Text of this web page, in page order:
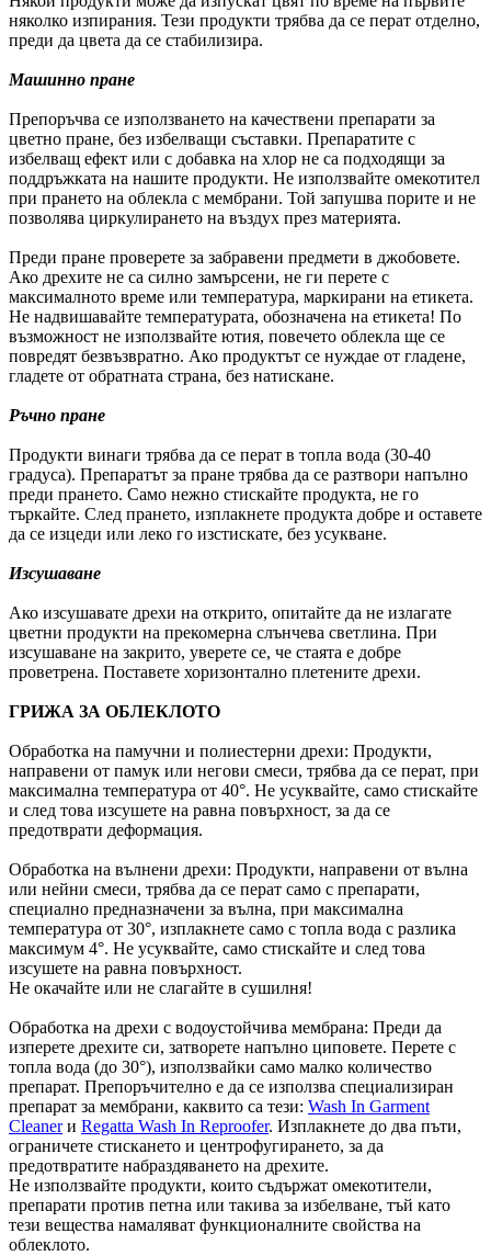
няколко изпирания. Тези продукти трябва да се перат отделно,
преди да цвета да се стабилизира.
Машинно пране
Препоръчва се използването на качествени препарати за
цветно пране, без избелващи съставки. Препаратите с
избелващ ефект или с добавка на хлор не са подходящи за
поддръжката на нашите продукти. Не използвайте омекотител
при прането на облекла с мембрани. Той запушва порите и не
позволява циркулирането на въздух през материята.
Преди пране проверете за забравени предмети в джобовете.
Ако дрехите не са силно замърсени, не ги перете с
максималното време или температура, маркирани на етикета.
Не надвишавайте температурата, обозначена на етикета! По
възможност не използвайте ютия, повечето облекла ще се
повредят безвъзвратно. Ако продуктът се нуждае от гладене,
гладете от обратната страна, без натискане.
Ръчно пране
Продукти винаги трябва да се перат в топла вода (30-40
градуса). Препаратът за пране трябва да се разтвори напълно
преди прането. Само нежно стискайте продукта, не го
търкайте. След прането, изплакнете продукта добре и оставете
да се изцеди или леко го изстискате, без усукване.
Изсушаване
Ако изсушавате дрехи на открито, опитайте да не излагате
цветни продукти на прекомерна слънчева светлина. При
изсушаване на закрито, уверете се, че стаята е добре
проветрена. Поставете хоризонтално плетените дрехи.
ГРИЖА ЗА ОБЛЕКЛОТО
Обработка на памучни и полиестерни дрехи: Продукти,
направени от памук или негови смеси, трябва да се перат, при
максимална температура от 40°. Не усуквайте, само стискайте
и след това изсушете на равна повърхност, за да се
предотврати деформация.
Обработка на вълнени дрехи: Продукти, направени от вълна
или нейни смеси, трябва да се перат само с препарати,
специално предназначени за вълна, при максимална
температура от 30°, изплакнете само с топла вода с разлика
максимум 4°. Не усуквайте, само стискайте и след това
изсушете на равна повърхност.
Не окачайте или не слагайте в сушилня!
Обработка на дрехи с водоустойчива мембрана: Преди да
изперете дрехите си, затворете напълно циповете. Перете с
топла вода (до 30°), използвайки само малко количество
препарат. Препоръчително е да се използва специализиран
препарат за мембрани, каквито са тези: Wash In Garment
Cleanerи Regatta Wash In Reproofer. Изплакнете до два пъти,
ограничете стискането и центрофугирането, за да
предотвратите набраздяването на дрехите.
Не използвайте продукти, които съдържат омекотители,
препарати против петна или такива за избелване, тъй като
тези вещества намаляват функционалните свойства на
облеклото.